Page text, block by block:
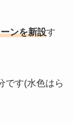
ンを新設す
です(水色はら